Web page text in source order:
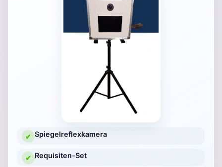
✔ Spiegelreflexkamera
✔ Requisiten-Set